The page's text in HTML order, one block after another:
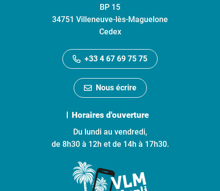
BP 15
34751 Villeneuve-lès-Maguelone
Cedex
+33 4 67 69 75 75
Nous écrire
Horaires d'ouverture
Du lundi au vendredi,
de 8h30 à 12h et de 14h à 17h30.